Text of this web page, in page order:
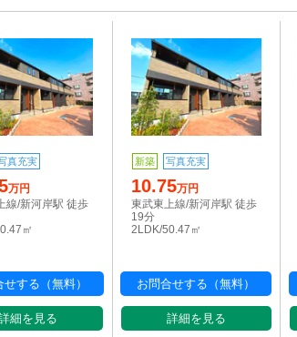
真充実
万円
線/新河岸駅 徒歩
㎡
せする（無料）
細を見る
新築 写真充実
10.75万円
東武東上線/新河岸駅 徒歩
19分
2LDK/50.47㎡
お問合せする（無料）
詳細を見る